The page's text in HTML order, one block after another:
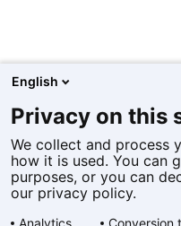
English
Privacy on this
We collect and process
how it is used. You can
purposes, or you can
our privacy policy.
Analytics Conversion